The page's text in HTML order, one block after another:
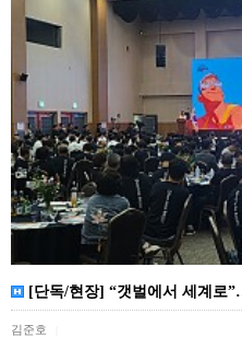
[단독/현장] “갯벌에서 세계로
김준호